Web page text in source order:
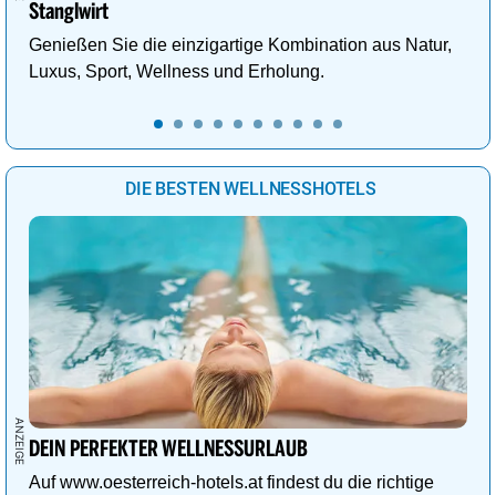
Stanglwirt
Genießen Sie die einzigartige Kombination aus Natur,
Luxus, Sport, Wellness und Erholung.
DIE BESTEN WELLNESSHOTELS
DEIN PERFEKTER WELLNESSURLAUB
Auf www.oesterreich-hotels.at findest du die richtige